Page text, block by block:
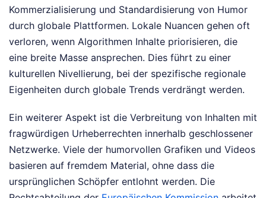
Kommerzialisierung und Standardisierung von Humor
durch globale Plattformen. Lokale Nuancen gehen oft
verloren, wenn Algorithmen Inhalte priorisieren, die
eine breite Masse ansprechen. Dies führt zu einer
kulturellen Nivellierung, bei der spezifische regionale
Eigenheiten durch globale Trends verdrängt werden.
Ein weiterer Aspekt ist die Verbreitung von Inhalten mit
fragwürdigen Urheberrechten innerhalb geschlossener
Netzwerke. Viele der humorvollen Grafiken und Videos
basieren auf fremdem Material, ohne dass die
ursprünglichen Schöpfer entlohnt werden. Die